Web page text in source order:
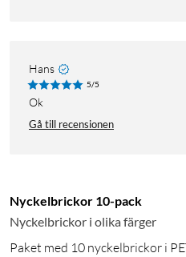
Hans
5/5
ok
Gå till recensionen
Nyckelbrickor 10-pack
Nyckelbrickor i olika färger
Paket med 10 nyckelbrickor i